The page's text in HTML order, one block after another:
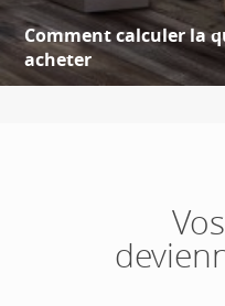
Comment calculer la
acheter